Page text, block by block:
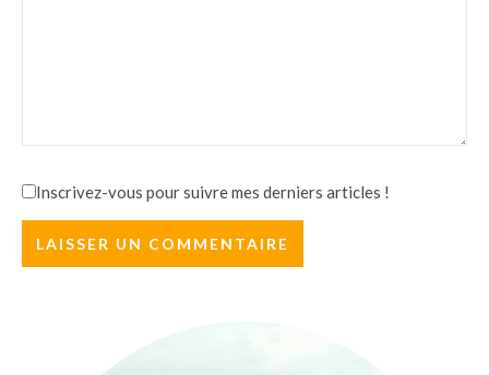
Inscrivez-vous pour suivre mes derniers articles !